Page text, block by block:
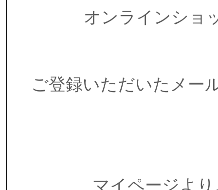
オンラインショ
ご登録いただいたメー
マイページよ